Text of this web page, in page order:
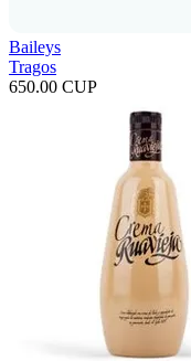
Baileys
Tragos
650.00 CUP